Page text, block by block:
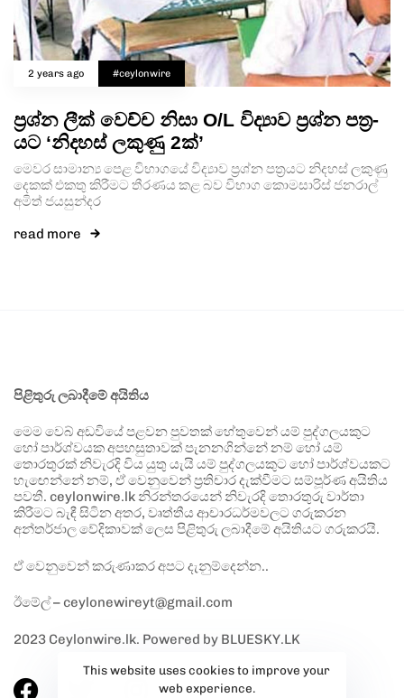
2 years ago #ceylonwire
ප්‍රශ්න ලීක් වෙච්ච නිසා O/L විද්‍යාව ප්‍රශ්න පත්‍ර­
යට ‘නිද­හස් ලකුණු 2ක්’
මෙවර සාමාන්‍ය පෙළ විභා­ගයේ විද්‍යාව ප්‍රශ්න පත්‍ර­යට නිද­හස් ලකුණු
දෙකක් එකතු කිරී­මට තීර­ණය කළ බව විභාග කොම­සා­රිස් ජන­රාල්
අමිත් ජය­සු­න්දර
read more
පිළිතුරු ලබාදීමේ අයිතිය
මෙම වෙබ් අඩවියේ පළවන පුවතක් හේතුවෙන් යම් පුද්ගලයකුට
හෝ පාර්ශ්වයක අපහසුතාවක් පැනනගින්නේ නම් හෝ යම්
තොරතුරක් නිවැරදි විය යුතු යැයි යම් පුද්ගලයකුට හෝ පාර්ශ්වයකට
හැඟෙන්නේ නම්, ඒ වෙනුවෙන් ප්‍රතිචාර දැක්වීමට සම්පූර්ණ අයිතිය
පවතී. ceylonwire.lk නිරන්තරයෙන් නිවැරදි තොරතුරු වාර්තා
කිරීමට බැඳී සිටින අතර, වෘත්තීය ආචාරධර්මවලට ගරුකරන
අන්තර්ජාල වේදිකාවක් ලෙස පිළිතුරු ලබාදීමේ අයිතියට ගරුකරයි.
ඒ වෙනුවෙන් කරුණාකර අපට දැනුම්දෙන්න..
ඊමේල් – ceylonewireyt@gmail.com
2023 Ceylonwire.lk. Powered by BLUESKY.LK
This website uses cookies to improve your
web experience.